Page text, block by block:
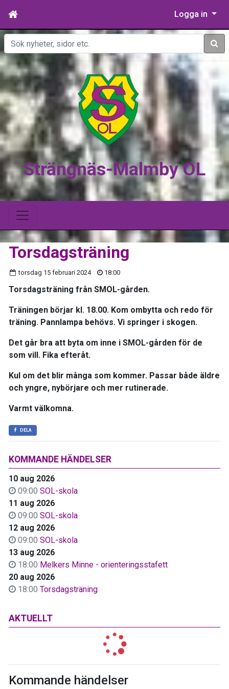
Logga in
Sök
Strängnäs-Malmby OL
KOMMANDE HÄNDELSER
10 aug 2026
09:00 SOL-skola
11 aug 2026
09:00 SOL-skola
12 aug 2026
09:00 SOL-skola
13 aug 2026
18:00 Melkers Minne - orienteringsstafett
20 aug 2026
18:00 Torsdagsträning
AKTUELLT
Kommande händelser
Torsdagsträning
torsdag 15 februari 2024 18:00
Torsdagsträning från SMOL-gården.
Träningen börjar kl. 18.00. Kom ombytta och redo för
träning. Pannlampa behövs. Vi springer i skogen.
Det går bra att byta om inne i SMOL-gården för de
som vill. Fika efteråt.
Kul om det blir många som kommer. Passar både äldre
och yngre, nybörjare och mer rutinerade.
Varmt välkomna.
DELA